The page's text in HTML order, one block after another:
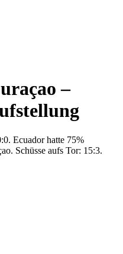
–
Ecuador hatte 75%
Schüsse aufs Tor: 15:3.